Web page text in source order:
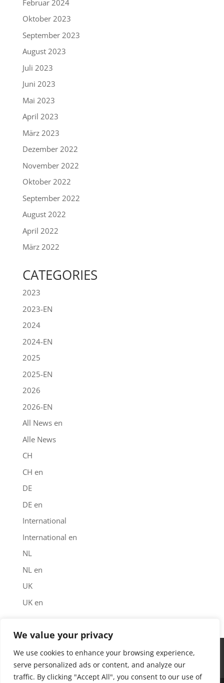
We value your privacy
We use cookies to enhance your browsing experience,
serve personalized ads or content, and analyze our
traffic. By clicking "Accept All", you consent to our use of
Februar 2024
Oktober 2023
September 2023
August 2023
Juli 2023
Juni 2023
Mai 2023
April 2023
März 2023
Dezember 2022
November 2022
Oktober 2022
September 2022
August 2022
April 2022
März 2022
CATEGORIES
2023
2023-EN
2024
2024-EN
2025
2025-EN
2026
2026-EN
All News en
Alle News
CH
CH en
DE
DE en
International
International en
NL
NL en
UK
UK en
Impressum Datenschutz
Garantie
Downloads
Kontakt Find us